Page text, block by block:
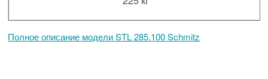
Полное описание модели STL 285.100 Schmitz